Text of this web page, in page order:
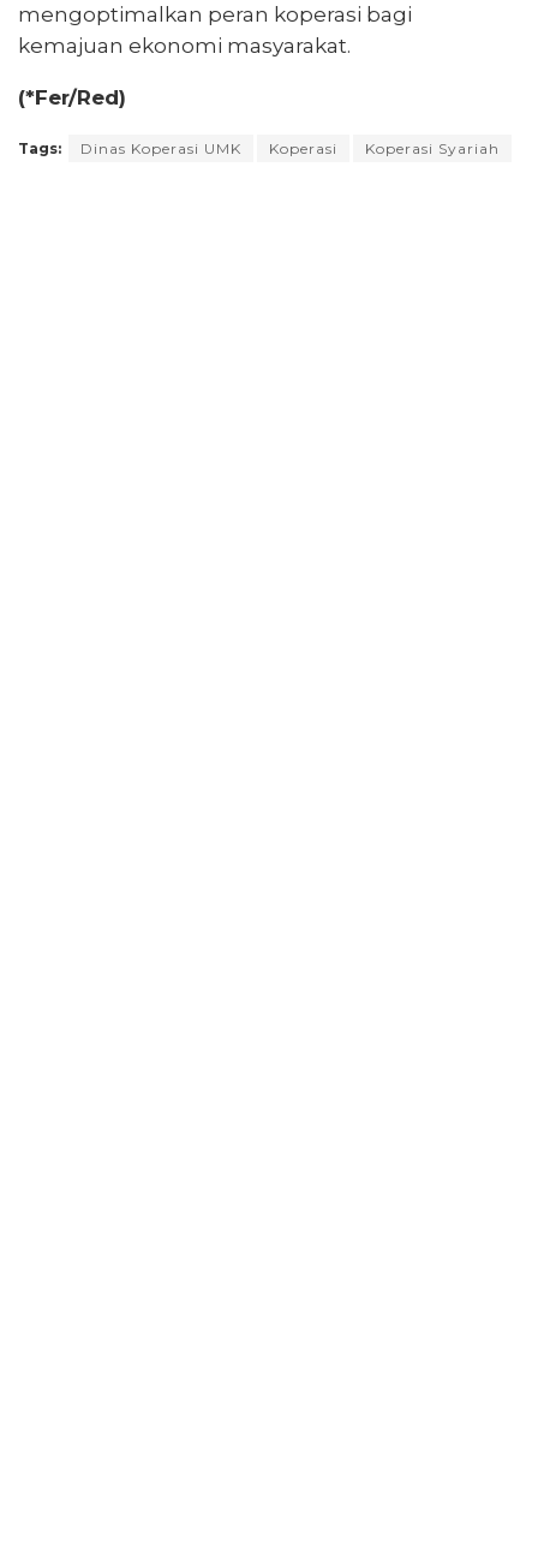
mengoptimalkan peran koperasi bagi
kemajuan ekonomi masyarakat.
(*Fer/Red)
Tags: Dinas Koperasi UMK Koperasi Koperasi Syariah